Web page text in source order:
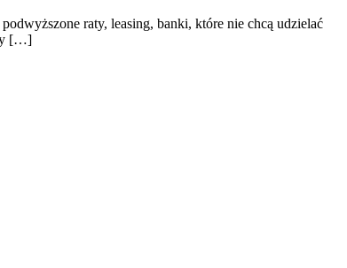
raty, leasing, banki, które nie chcą udzielać
[…]